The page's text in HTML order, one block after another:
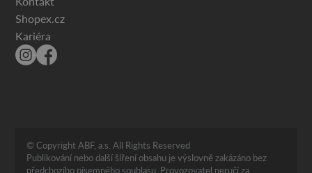
Shopex.cz
Kariéra
© Copyright ABF, a.s. All Rights Reserved
Publikování nebo další šíření obsahu je výslovně zakázáno bez
předchozího písemného souhlasu. Provozovatel neručí za